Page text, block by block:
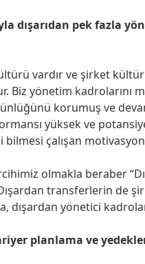
dışarıdan pek fazla
vardır ve şirket
Biz yönetim kadrolarını
korumuş ve
yüksek ve
bilmesi çalışan
olmakla beraber
transferlerin de
dışardan yönetici
planlama ve